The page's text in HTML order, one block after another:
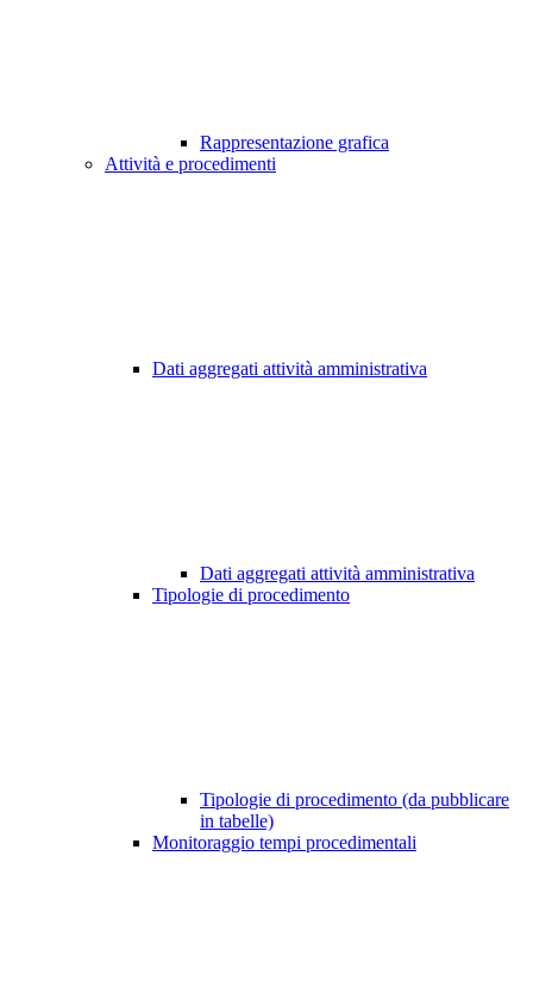
Rappresentazione grafica
Attività e procedimenti
Dati aggregati attività amministrativa
Dati aggregati attività amministrativa
Tipologie di procedimento
Tipologie di procedimento (da pubblicare
in tabelle)
Monitoraggio tempi procedimentali